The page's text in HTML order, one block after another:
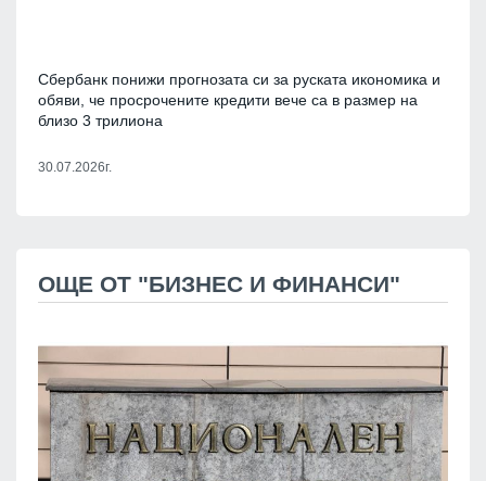
Сбербанк понижи прогнозата си за руската икономика и
обяви, че просрочените кредити вече са в размер на
близо 3 трилиона
30.07.2026г.
ОЩЕ ОТ "БИЗНЕС И ФИНАНСИ"